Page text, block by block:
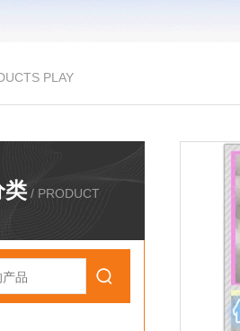
PLAY
类 / PRODUCT